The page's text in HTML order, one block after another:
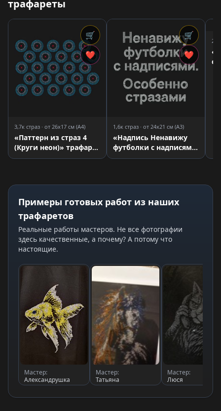
трафареты
🛒
❤
3,7к страз · от 26x17 см (A4)
«Паттерн из страз 4
(Круги неон)» трафарет
для страз
🛒
❤
1,6к страз · от 24x21 см (A3)
«Надпись Ненавижу
футболки с надписями.
Особенно странами»
Примеры готовых работ из наших
трафаретов
Реальные работы мастеров. Не все фотографии
здесь качественные, а почему? А потому что
настоящие.
Мастер:
Александрушка
Мастер:
Татьяна
Мастер:
Люся